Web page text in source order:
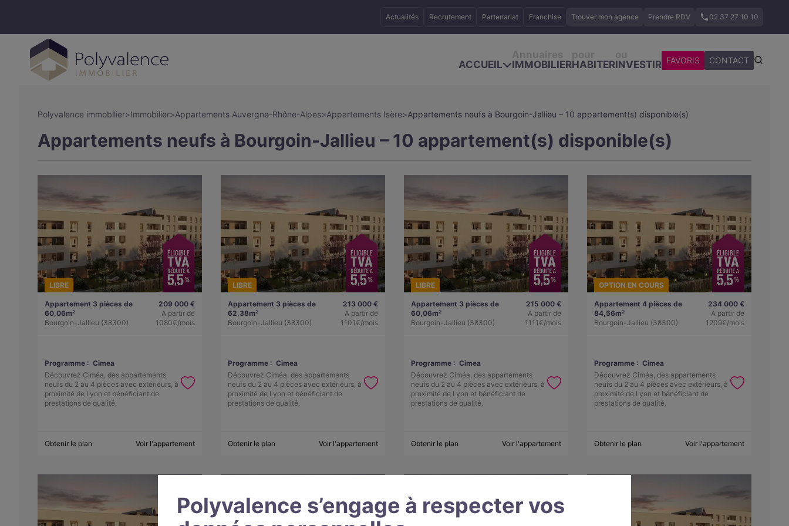
Polyvalence s’engage à respecter vos
Actualités Recrutement Partenariat Franchise Trouver mon agence Prendre RDV 02 37 27 10 10
ACCUEIL
IMMOBILIERHABITERINVESTIR FAVORIS CONTACT
Polyvalence immobilier>Immobilier>Appartements Auvergne-Rhône-Alpes>Appartements Isère>Appartements neufs à Bourgoin-Jallieu – 10 appartement(s) disponible(s)
Appartements neufs à Bourgoin-Jallieu – 10 appartement(s) disponible(s)
LIBRE
Appartement 3 pièces de
60,06m²
Bourgoin-Jallieu (38300)
209 000 €
A partir de
1080€/mois
Programme : Cimea
Découvrez Ciméa, des appartements
neufs du 2 au 4 pièces avec extérieurs, à
proximité de Lyon et bénéficiant de
prestations de qualité.
Obtenir le plan Voir l'appartement
LIBRE
Appartement 3 pièces de
62,38m²
Bourgoin-Jallieu (38300)
213 000 €
A partir de
1101€/mois
Programme : Cimea
Découvrez Ciméa, des appartements
neufs du 2 au 4 pièces avec extérieurs, à
proximité de Lyon et bénéficiant de
prestations de qualité.
Obtenir le plan Voir l'appartement
LIBRE
Appartement 3 pièces de
60,06m²
Bourgoin-Jallieu (38300)
215 000 €
A partir de
1111€/mois
Programme : Cimea
Découvrez Ciméa, des appartements
neufs du 2 au 4 pièces avec extérieurs, à
proximité de Lyon et bénéficiant de
prestations de qualité.
Obtenir le plan Voir l'appartement
OPTION EN COURS
Appartement 4 pièces de
84,56m²
Bourgoin-Jallieu (38300)
234 000 €
A partir de
1209€/mois
Programme : Cimea
Découvrez Ciméa, des appartements
neufs du 2 au 4 pièces avec extérieurs, à
proximité de Lyon et bénéficiant de
prestations de qualité.
Obtenir le plan Voir l'appartement